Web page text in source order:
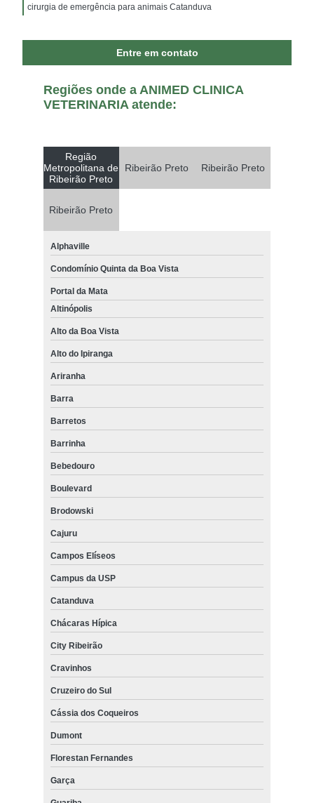
cirurgia de emergência para animais Catanduva
Entre em contato
Regiões onde a ANIMED CLINICA
VETERINARIA atende:
Região
Metropolitana de
Ribeirão Preto
Ribeirão Preto Ribeirão Preto
Ribeirão Preto
Alphaville
Condomínio Quinta da Boa Vista
Portal da Mata
Altinópolis
Alto da Boa Vista
Alto do Ipiranga
Ariranha
Barra
Barretos
Barrinha
Bebedouro
Boulevard
Brodowski
Cajuru
Campos Elíseos
Campus da USP
Catanduva
Chácaras Hípica
City Ribeirão
Cravinhos
Cruzeiro do Sul
Cássia dos Coqueiros
Dumont
Florestan Fernandes
Garça